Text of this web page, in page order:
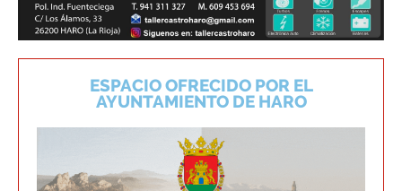
ESPACIO OFRECIDO POR EL
AYUNTAMIENTO DE HARO